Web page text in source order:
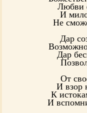
Любви
И
Не
Дар
Дар
От
И взор
К
И